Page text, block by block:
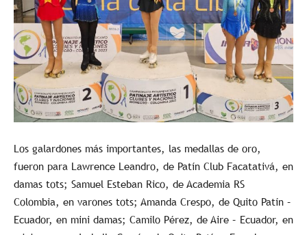
Los galardones más importantes, las medallas de oro,
fueron para Lawrence Leandro, de Patín Club Facatativá, en
damas tots; Samuel Esteban Rico, de Academia RS
Colombia, en varones tots; Amanda Crespo, de Quito Patín –
Ecuador, en mini damas; Camilo Pérez, de Aire – Ecuador, en